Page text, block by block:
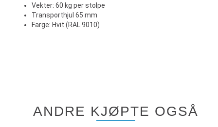
Vekter: 60 kg per stolpe
Transporthjul 65 mm
Farge: Hvit (RAL 9010)
ANDRE KJØPTE OGSÅ